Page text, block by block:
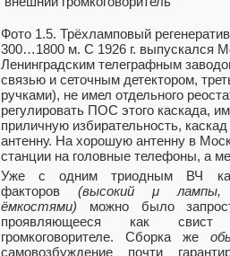
Фото 1.5. Трёхламповый
300…1800 м. С 1926 г. выпускался
Ленинградским телеграфным
связью и сеточным детектором,
ручками), не имел отдельного
регулировать ПОС этого каскада,
приличную избирательность,
антенну. На хорошую антенну в
станции на головные телефоны, а
Уже с одним триодным ВЧ
факторов (высокий μ лампы,
ёмкостями) можно было
проявляющееся как
громкоговорителе. Сборка же
самовозбуждение почти